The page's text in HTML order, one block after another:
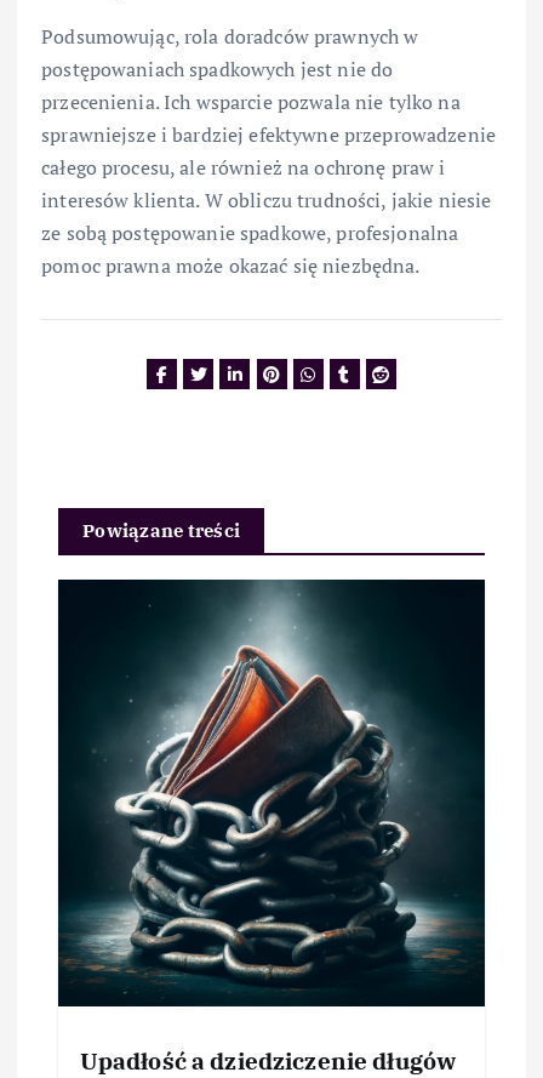
Podsumowując, rola doradców prawnych w
postępowaniach spadkowych jest nie do
przecenienia. Ich wsparcie pozwala nie tylko na
sprawniejsze i bardziej efektywne przeprowadzenie
całego procesu, ale również na ochronę praw i
interesów klienta. W obliczu trudności, jakie niesie
ze sobą postępowanie spadkowe, profesjonalna
pomoc prawna może okazać się niezbędna.
Powiązane treści
Upadłość a dziedziczenie długów